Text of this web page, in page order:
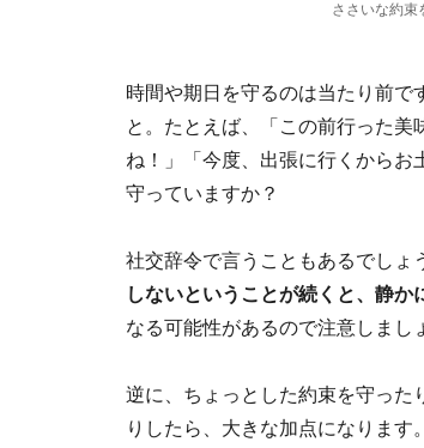
ささいな約束
時間や期日を守るのは当たり前で
と。たとえば、「この前行った
ね！」「今度、出張に行くからお
守っていますか？
社交辞令で言うこともあるでしょ
しないということが続くと、静か
なる可能性があるので注意しまし
逆に、ちょっとした約束を守った
りしたら、大きな加点になりま